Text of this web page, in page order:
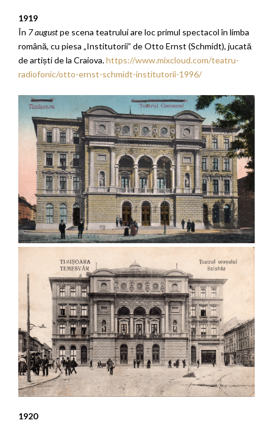
1919
În 7 augustpe scena teatrului are loc primul spectacol în limba
română, cu piesa „Institutorii” de Otto Ernst (Schmidt), jucată
de artiști de la Craiova.https://www.mixcloud.com/teatru-
radiofonic/otto-ernst-schmidt-institutorii-1996/
1920